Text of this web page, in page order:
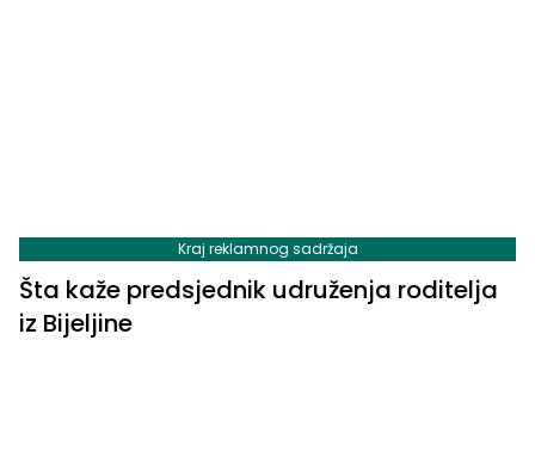
Kraj reklamnog sadržaja
Šta kaže predsjednik udruženja roditelja
iz Bijeljine